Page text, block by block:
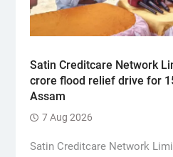
Satin Creditcare Network
crore flood relief drive for
Assam
7 Aug 2026
Satin Creditcare Network